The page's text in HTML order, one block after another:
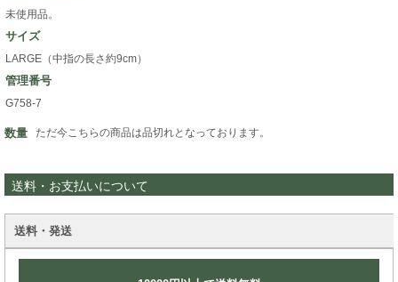
未使用品。
サイズ
LARGE（中指の長さ約9cm）
管理番号
G758-7
数量 ただ今こちらの商品は品切れとなっております。
送料・お支払いについて
送料・発送